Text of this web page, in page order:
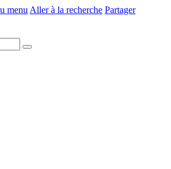
menu Aller à la recherche Partager